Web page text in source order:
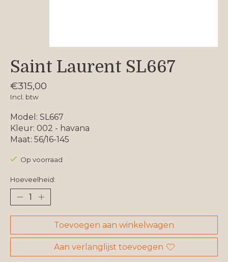
Saint Laurent SL667
€315,00
Incl. btw
Model: SL667
Kleur: 002 - havana
Maat: 56/16-145
Op voorraad
Hoeveelheid:
Toevoegen aan winkelwagen
Aan verlanglijst toevoegen